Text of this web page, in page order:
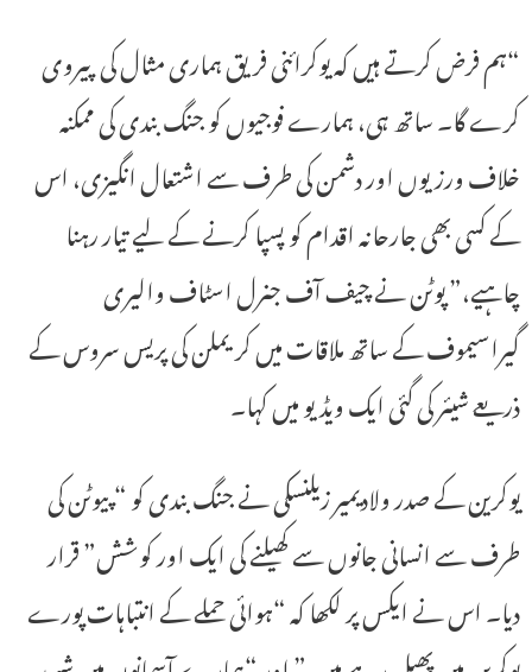
“ہم فرض کرتے ہیں کہ یوکرائنی فریق ہماری مثال کی پیروی
کرے گا۔ ساتھ ہی، ہمارے فوجیوں کو جنگ بندی کی ممکنہ
خلاف ورزیوں اور دشمن کی طرف سے اشتعال انگیزی، اس
کے کسی بھی جارحانہ اقدام کو پسپا کرنے کے لیے تیار رہنا
چاہیے،” پوٹن نے چیف آف جنرل اسٹاف والیری
گیراسیموف کے ساتھ ملاقات میں کریملن کی پریس سروس کے
ذریعے شیئر کی گئی ایک ویڈیو میں کہا۔
یوکرین کے صدر ولادیمیر زیلنسکی نے جنگ بندی کو “پیوٹن کی
طرف سے انسانی جانوں سے کھیلنے کی ایک اور کوشش” قرار
دیا۔ اس نے ایکس پر لکھا کہ “ہوائی حملے کے انتباہات پورے